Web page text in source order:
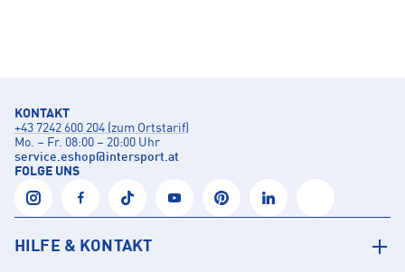
KONTAKT
+43 7242 600 204 (zum Ortstarif)
Mo. – Fr. 08:00 – 20:00 Uhr
service.eshop@intersport.at
FOLGE UNS
HILFE & KONTAKT